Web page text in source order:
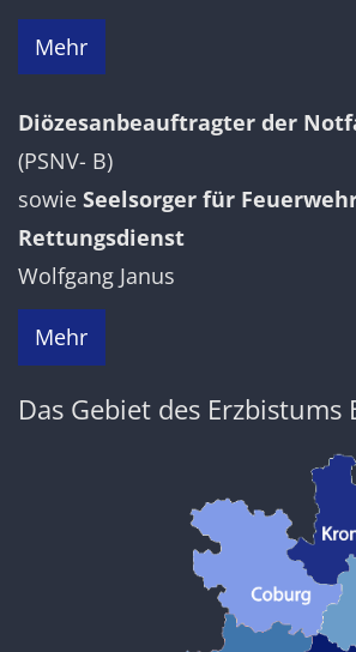
Mehr
Diözesanbeauftragter der
(PSNV- B)
sowie Seelsorger für
Rettungsdienst
Wolfgang Janus
Mehr
Das Gebiet des Erzbistums